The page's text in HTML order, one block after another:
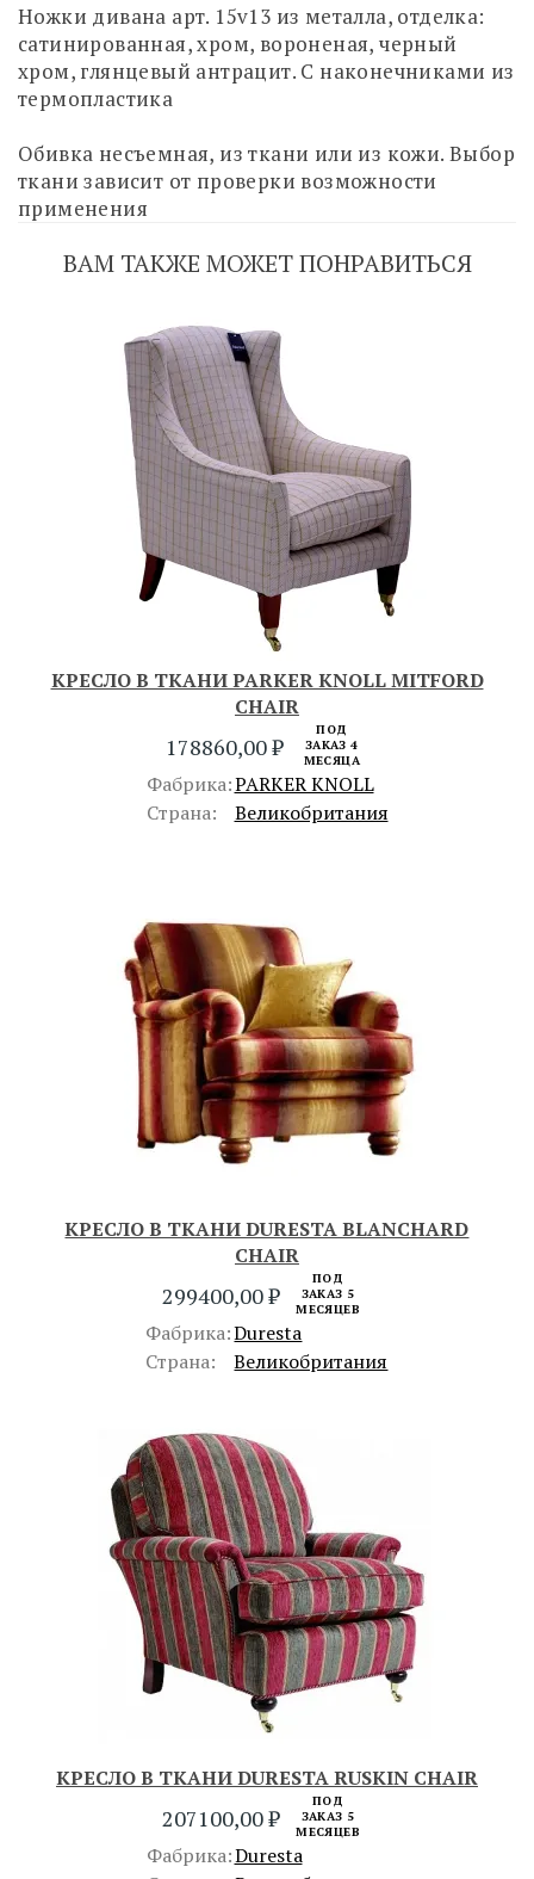
Ножки дивана арт. 15v13 из металла, отделка:
сатинированная, хром, вороненая, черный
хром, глянцевый антрацит. С наконечниками из
термопластика
Обивка несъемная, из ткани или из кожи. Выбор
ткани зависит от проверки возможности
применения
ВАМ ТАКЖЕ МОЖЕТ ПОНРАВИТЬСЯ
КРЕСЛО В ТКАНИ PARKER KNOLL MITFORD
CHAIR
178860,00₽
ПОД
ЗАКАЗ 4
МЕСЯЦА
Фабрика:PARKER KNOLL
Страна:
Великобритания
КРЕСЛО В ТКАНИ DURESTA BLANCHARD
CHAIR
299400,00₽
ПОД
ЗАКАЗ 5
МЕСЯЦЕВ
Фабрика:Duresta
Страна:
Великобритания
КРЕСЛО В ТКАНИ DURESTA RUSKIN CHAIR
207100,00₽
ПОД
ЗАКАЗ 5
МЕСЯЦЕВ
Фабрика:Duresta